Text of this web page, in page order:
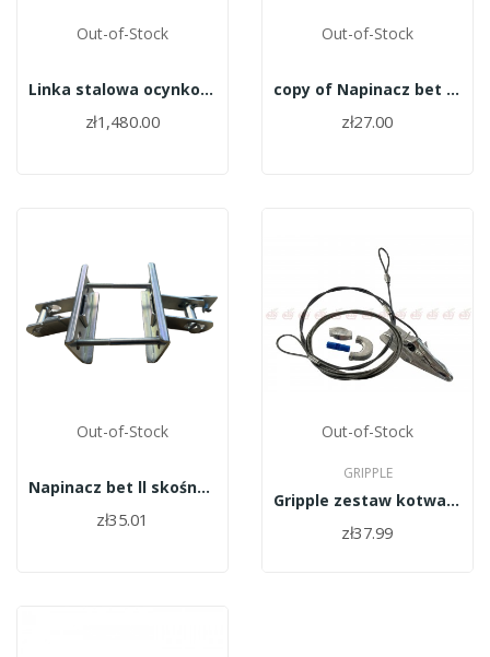
Out-of-Stock
Linka stalowa ocynkowana fi 3,00 (2 km)
zł1,480.00
Out-of-Stock
copy of Napinacz bet ll skośny 10,5
zł27.00
Out-of-Stock
Napinacz bet ll skośny 10,5
zł35.01
Out-of-Stock
GRIPPLE
Gripple zestaw kotwa 3/0,9m+linka 4,5 m -...
zł37.99